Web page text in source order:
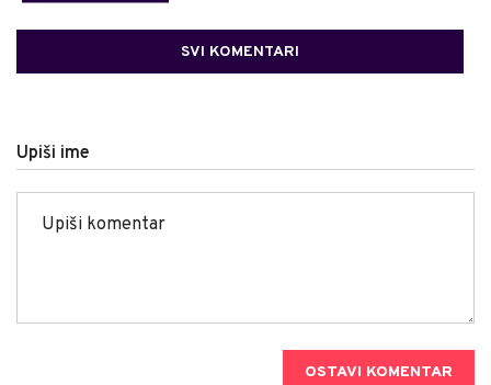
SVI KOMENTARI
Upiši ime
OSTAVI KOMENTAR